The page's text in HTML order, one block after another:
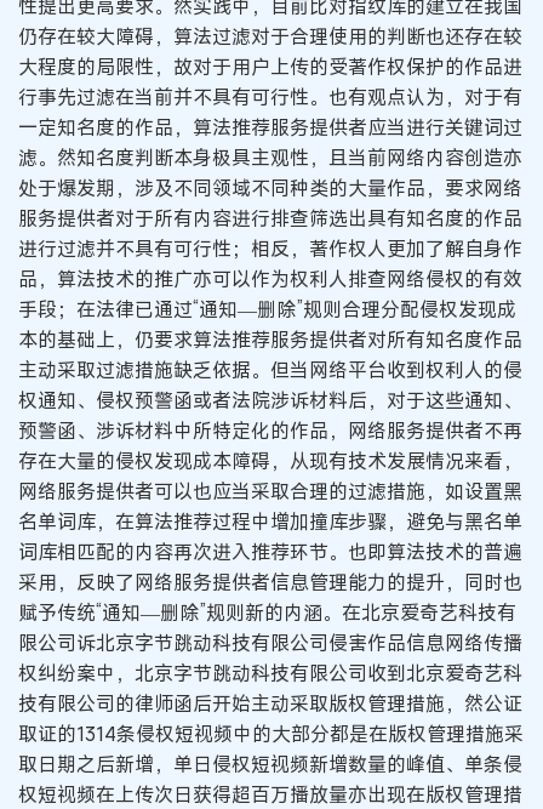
性提出更高要求。然实践中，目前比对指纹库的建立在我国
仍存在较大障碍，算法过滤对于合理使用的判断也还存在较
大程度的局限性，故对于用户上传的受著作权保护的作品进
行事先过滤在当前并不具有可行性。也有观点认为，对于有
一定知名度的作品，算法推荐服务提供者应当进行关键词过
滤。然知名度判断本身极具主观性，且当前网络内容创造亦
处于爆发期，涉及不同领域不同种类的大量作品，要求网络
服务提供者对于所有内容进行排查筛选出具有知名度的作品
进行过滤并不具有可行性；相反，著作权人更加了解自身作
品，算法技术的推广亦可以作为权利人排查网络侵权的有效
手段；在法律已通过“通知—删除”规则合理分配侵权发现成
本的基础上，仍要求算法推荐服务提供者对所有知名度作品
主动采取过滤措施缺乏依据。但当网络平台收到权利人的侵
权通知、侵权预警函或者法院涉诉材料后，对于这些通知、
预警函、涉诉材料中所特定化的作品，网络服务提供者不再
存在大量的侵权发现成本障碍，从现有技术发展情况来看，
网络服务提供者可以也应当采取合理的过滤措施，如设置黑
名单词库，在算法推荐过程中增加撞库步骤，避免与黑名单
词库相匹配的内容再次进入推荐环节。也即算法技术的普遍
采用，反映了网络服务提供者信息管理能力的提升，同时也
赋予传统“通知—删除”规则新的内涵。在北京爱奇艺科技有
限公司诉北京字节跳动科技有限公司侵害作品信息网络传播
权纠纷案中，北京字节跳动科技有限公司收到北京爱奇艺科
技有限公司的律师函后开始主动采取版权管理措施，然公证
取证的1314条侵权短视频中的大部分都是在版权管理措施采
取日期之后新增，单日侵权短视频新增数量的峰值、单条侵
权短视频在上传次日获得超百万播放量亦出现在版权管理措